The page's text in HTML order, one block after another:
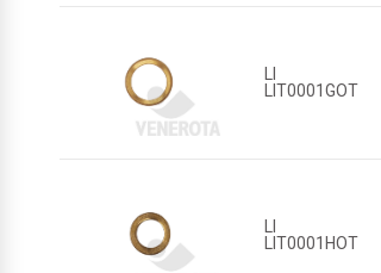
LI
LIT0001GOT
LI
LIT0001HOT